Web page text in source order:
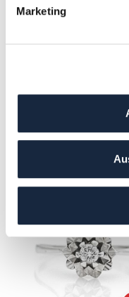
Marketing
Das könnte